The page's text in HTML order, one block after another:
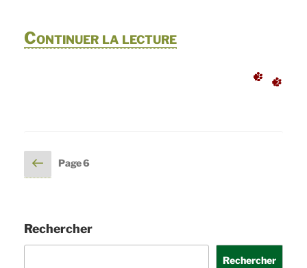
Continuer la lecturede
Pagination
des
Page
précédente
Page6
Rechercher
Rechercher